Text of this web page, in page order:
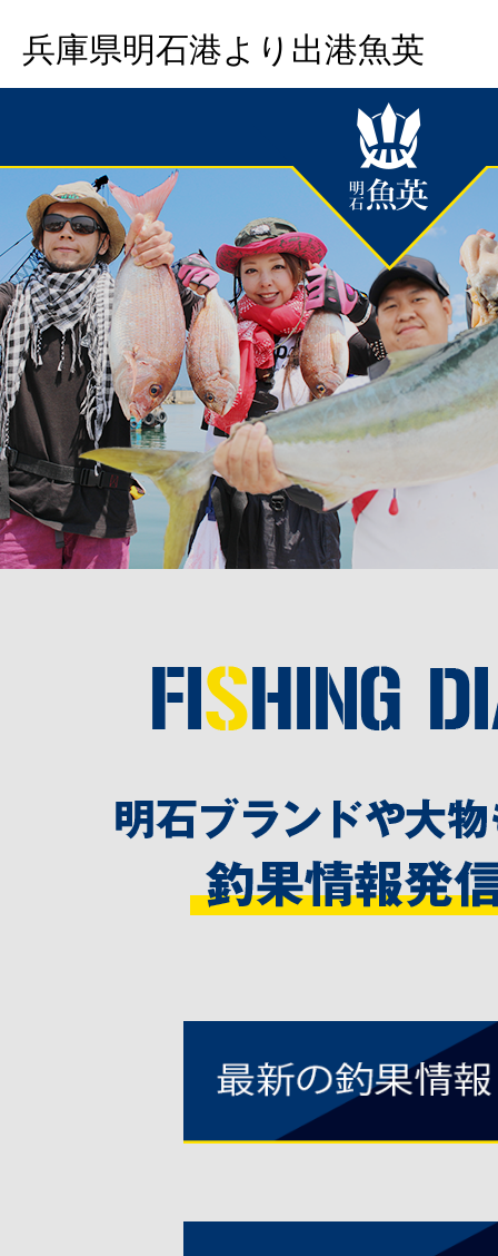
兵庫県明石港より出港魚英